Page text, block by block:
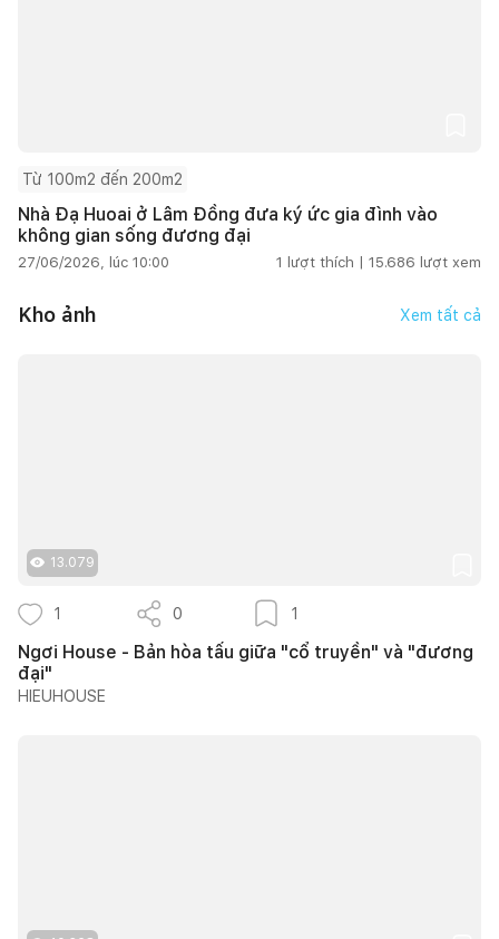
Từ 100m2 đến 200m2
Nhà Đạ Huoai ở Lâm Đồng đưa ký ức gia đình vào
không gian sống đương đại
27/06/2026, lúc 10:00 1 lượt thích | 15.686 lượt xem
Kho ảnh Xem tất cả
13.079
1 0 1
Ngơi House - Bản hòa tấu giữa "cổ truyền" và "đương
đại"
HIEUHOUSE